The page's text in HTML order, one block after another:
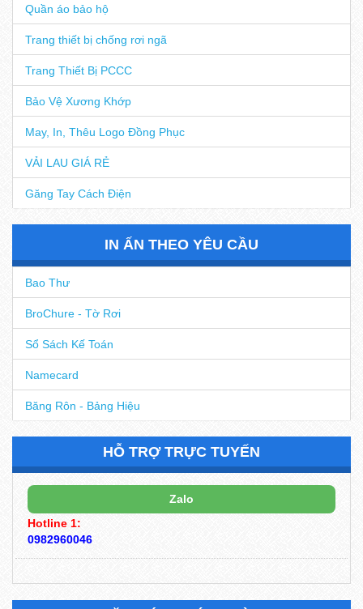
Quần áo bảo hộ
Trang thiết bị chống rơi ngã
Trang Thiết Bị PCCC
Bảo Vệ Xương Khớp
May, In, Thêu Logo Đồng Phục
VẢI LAU GIÁ RẺ
Găng Tay Cách Điện
IN ẤN THEO YÊU CẦU
Bao Thư
BroChure - Tờ Rơi
Sổ Sách Kế Toán
Namecard
Băng Rôn - Bảng Hiệu
HỖ TRỢ TRỰC TUYẾN
Zalo
Hotline 1:
0982960046